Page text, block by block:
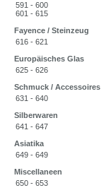
591 - 600
601 - 615
Fayence / Steinzeug
616 - 621
Europäisches Glas
625 - 626
Schmuck / Accessoires
631 - 640
Silberwaren
641 - 647
Asiatika
649 - 649
Miscellaneen
650 - 653